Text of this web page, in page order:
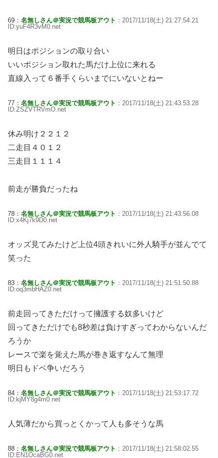
69： 名無しさん＠実況で競馬板アウト ：2017/11/18(土) 21:27:54.21
ID:yuF4R3vM0.net
明日はポジションの取り合い
いいポジション取れた馬だけ上位に来れる
直線入って６番手くらいまでにいないとねー
77： 名無しさん＠実況で競馬板アウト ：2017/11/18(土) 21:43:53.28
ID:ZSZVTRVmO.net
休み明け２２１２
二走目４０１２
三走目１１１４
前走が勝負だったね
78： 名無しさん＠実況で競馬板アウト ：2017/11/18(土) 21:43:56.08
ID:x4Kj7k9D0.net
オッズ見てみたけど上位4頭きれいに外人騎手が並んでて
笑った
83： 名無しさん＠実況で競馬板アウト ：2017/11/18(土) 21:51:50.88
ID:oq3mbHAZ0.net
前走回ってきただけって擁護する奴多いけど
回ってきただけでも8秒差は負けすぎってわからないんだ
ろうか
レースで楽を覚えた馬が巻き返すなんて無理
明日もドベ争いだろう
84： 名無しさん＠実況で競馬板アウト ：2017/11/18(土) 21:53:17.72
ID:kjMY8g4m0.net
人気薄だから買っとくかって人も多そうな馬
88： 名無しさん＠実況で競馬板アウト ：2017/11/18(土) 21:58:02.55
ID:EN1OcaBG0.net